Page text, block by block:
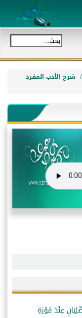
شرح الأدب المفرد
عِنْدَ فَوْرَةِ